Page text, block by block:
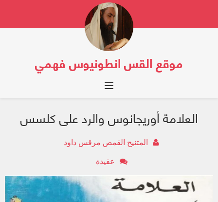
موقع القس انطونيوس فهمي
Toggle navigation
العلامة أوريجانوس والرد على كلسس
المتنيح القمص مرقس داود
عقيدة